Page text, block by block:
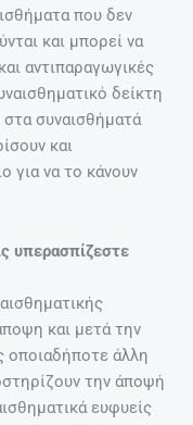
που δεν
και μπορεί να
αντιπαραγωγικές
δείκτη
συναισθήματά
και
για να το κάνουν
υπερασπίζεστε
και μετά την
οποιαδήποτε άλλη
την άποψή
ευφυείς